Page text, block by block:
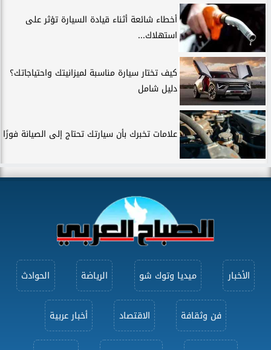
أخطاء شائعة أثناء قيادة السيارة تؤثر على
استهلاك...
كيف تختار سيارة مناسبة لميزانيتك واحتياجاتك؟
دليل شامل
علامات تخبرك بأن سيارتك تحتاج إلى الصيانة فورًا
الأخبار ميديا وتوك شو الرياضة الحوادث
فن وثقافة الاقتصاد أخبار عربية